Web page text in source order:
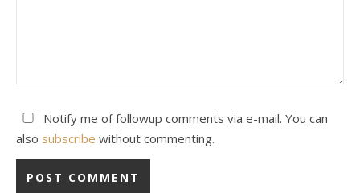
Notify me of followup comments via e-mail. You can
also subscribe without commenting.